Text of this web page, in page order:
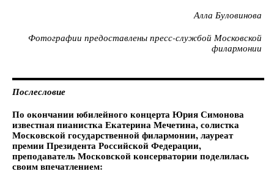
Алла Буловинова
Фотографии предоставлены пресс-службой Московской
филармонии
Послесловие
По окончании юбилейного концерта Юрия Симонова
известная пианистка Екатерина Мечетина, солистка
Московской государственной филармонии, лауреат
премии Президента Российской Федерации,
преподаватель Московской консерватории поделилась
своим впечатлением: